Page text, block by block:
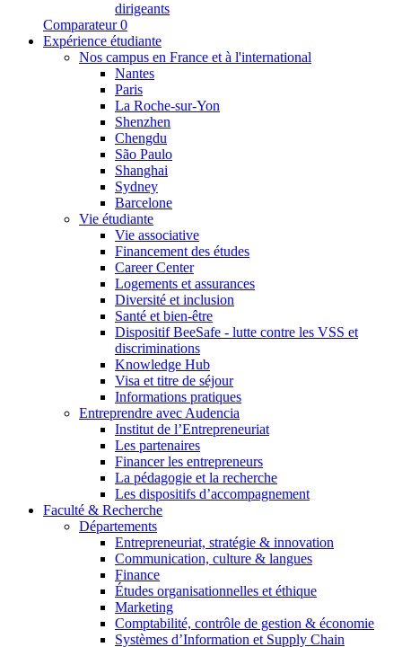
dirigeants
Comparateur 0
Expérience étudiante
Nos campus en France et à l'international
Nantes
Paris
La Roche-sur-Yon
Shenzhen
Chengdu
São Paulo
Shanghai
Sydney
Barcelone
Vie étudiante
Vie associative
Financement des études
Career Center
Logements et assurances
Diversité et inclusion
Santé et bien-être
Dispositif BeeSafe - lutte contre les VSS et
discriminations
Knowledge Hub
Visa et titre de séjour
Informations pratiques
Entreprendre avec Audencia
Institut de l’Entrepreneuriat
Les partenaires
Financer les entrepreneurs
La pédagogie et la recherche
Les dispositifs d’accompagnement
Faculté & Recherche
Départements
Entrepreneuriat, stratégie & innovation
Communication, culture & langues
Finance
Études organisationnelles et éthique
Marketing
Comptabilité, contrôle de gestion & économie
Systèmes d’Information et Supply Chain